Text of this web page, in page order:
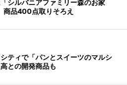
シルバニアファミリー森のお家
品400点取りそろえ
ティで「パンとスイーツのマルシ
との開発商品も